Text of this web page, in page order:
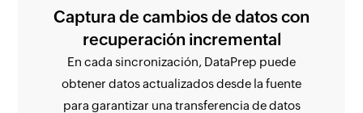
Captura de cambios de datos con
recuperación incremental
En cada sincronización, DataPrep puede
obtener datos actualizados desde la fuente
para garantizar una transferencia de datos